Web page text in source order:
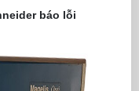
báo lỗi